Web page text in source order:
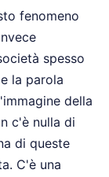
fenomeno
spesso
la parola
della
c'è nulla di
di queste
C'è una